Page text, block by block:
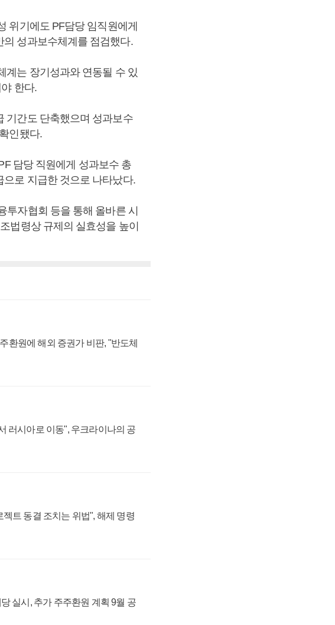
위기에도 PF담당 임직원에게
성과보수체계를 점검했다.
계는 장기성과와 연동될 수 있
한다.
기간도 단축했으며 성과보수
인됐다.
담당 직원에게 성과보수 총
로 지급한 것으로 나타났다.
투자협회 등을 통해 올바른 시
법령상 규제의 실효성을 높이
환원에 해외 증권가 비판, "반도체
러시아로 이동", 우크라이나의 공
트 동결 조치는 위법", 해제 명령
실시, 추가 주주환원 계획 9월 공